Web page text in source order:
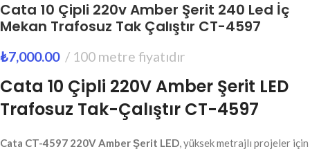
Cata 10 Çipli 220v Amber Şerit 240 Led İç
Mekan Trafosuz Tak Çalıştır CT-4597
₺7,000.00 100 metre fiyatıdır
Cata 10 Çipli 220V Amber Şerit LED
Trafosuz Tak-Çalıştır CT-4597
Cata CT-4597 220V Amber Şerit LED, yüksek metrajlı projeler için